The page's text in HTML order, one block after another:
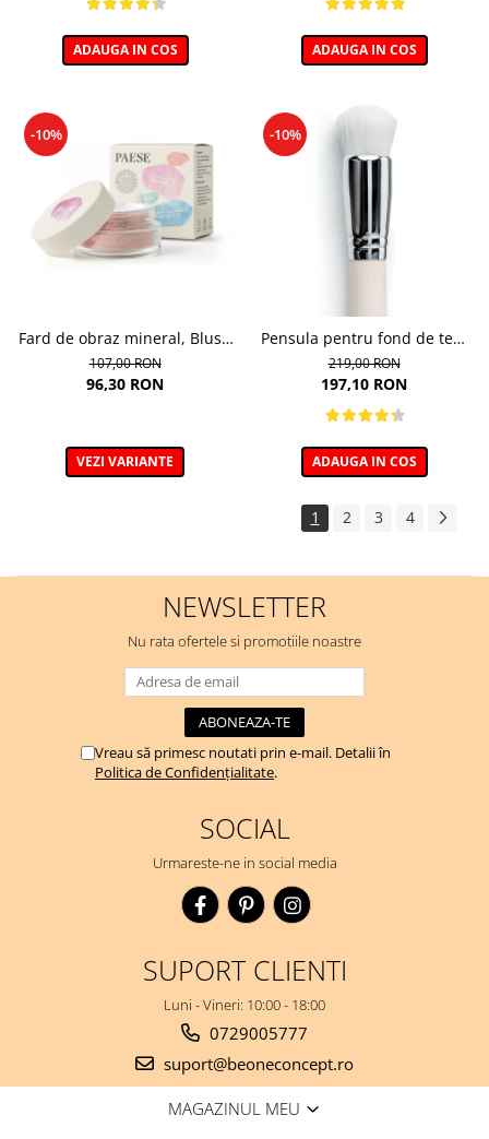
ADAUGA IN COS ADAUGA IN COS
-10%
Fard de obraz mineral, Blush
nuanta 302C Mallow - 6g
107,00 RON
96,30 RON
VEZI VARIANTE
-10%
Pensula pentru fond de ten,
Minerals 01
219,00 RON
197,10 RON
ADAUGA IN COS
1 2 3 4
NEWSLETTER
Nu rata ofertele si promotiile noastre
Vreau să primesc noutati prin e-mail. Detalii în
Politica de Confidențialitate.
SOCIAL
Urmareste-ne in social media
SUPORT CLIENTI
Luni - Vineri: 10:00 - 18:00
0729005777
suport@beoneconcept.ro
MAGAZINUL MEU